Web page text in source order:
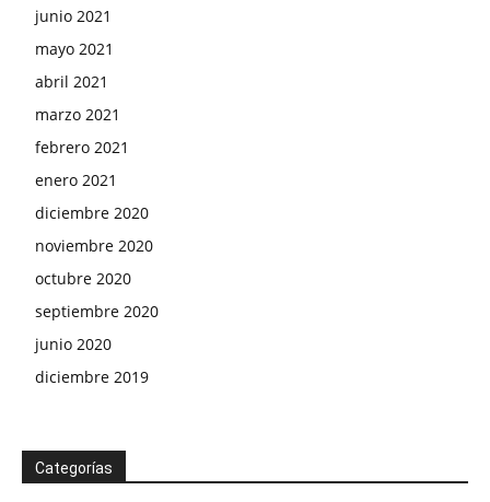
junio 2021
mayo 2021
abril 2021
marzo 2021
febrero 2021
enero 2021
diciembre 2020
noviembre 2020
octubre 2020
septiembre 2020
junio 2020
diciembre 2019
Categorías